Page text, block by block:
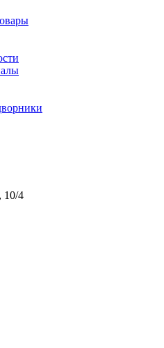
10/4